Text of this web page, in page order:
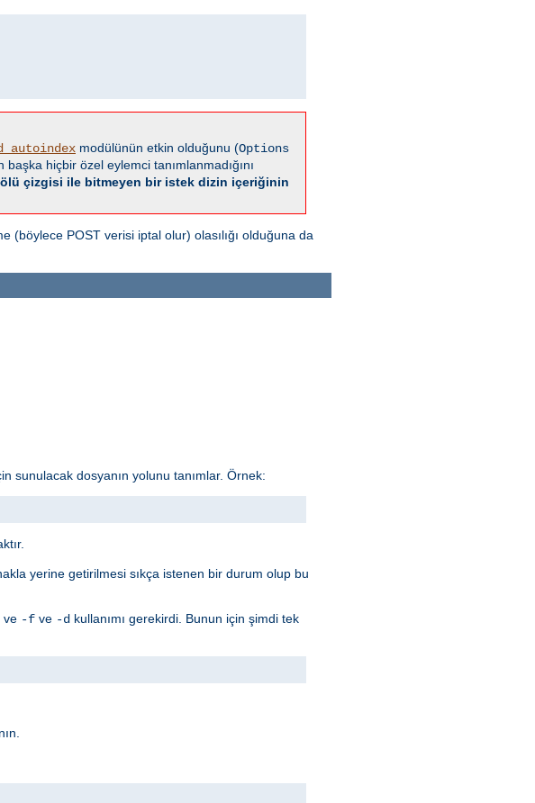
modülünün etkin olduğunu (Options
başka hiçbir özel eylemci tanımlanmadığını
çizgisi ile bitmeyen bir istek dizin içeriğinin
(böylece POST verisi iptal olur) olasılığı olduğuna da
sunulacak dosyanın yolunu tanımlar. Örnek:
yerine getirilmesi sıkça istenen bir durum olup bu
ve -f ve -d kullanımı gerekirdi. Bunun için şimdi tek